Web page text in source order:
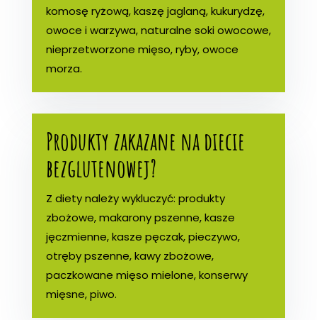
komosę ryżową, kaszę jaglaną, kukurydzę,
owoce i warzywa, naturalne soki owocowe,
nieprzetworzone mięso, ryby, owoce
morza.
Produkty zakazane na diecie
bezglutenowej?
Z diety należy wykluczyć: produkty
zbożowe, makarony pszenne, kasze
jęczmienne, kasze pęczak, pieczywo,
otręby pszenne, kawy zbożowe,
paczkowane mięso mielone, konserwy
mięsne, piwo.